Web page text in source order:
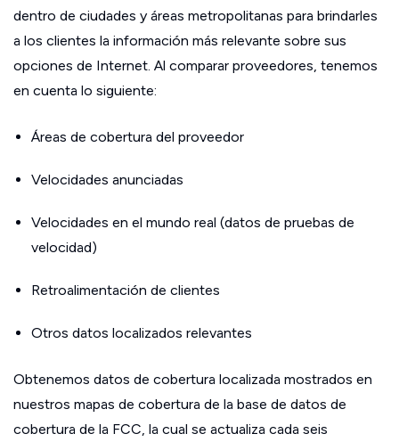
dentro de ciudades y áreas metropolitanas para brindarles
a los clientes la información más relevante sobre sus
opciones de Internet. Al comparar proveedores, tenemos
en cuenta lo siguiente:
Áreas de cobertura del proveedor
Velocidades anunciadas
Velocidades en el mundo real (datos de pruebas de
velocidad)
Retroalimentación de clientes
Otros datos localizados relevantes
Obtenemos datos de cobertura localizada mostrados en
nuestros mapas de cobertura de la base de datos de
cobertura de la FCC, la cual se actualiza cada seis